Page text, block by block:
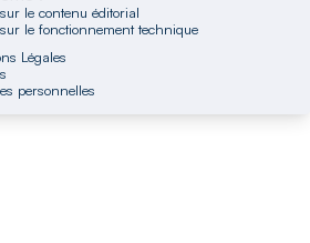
sur le contenu éditorial
sur le fonctionnement technique
Légales
personnelles